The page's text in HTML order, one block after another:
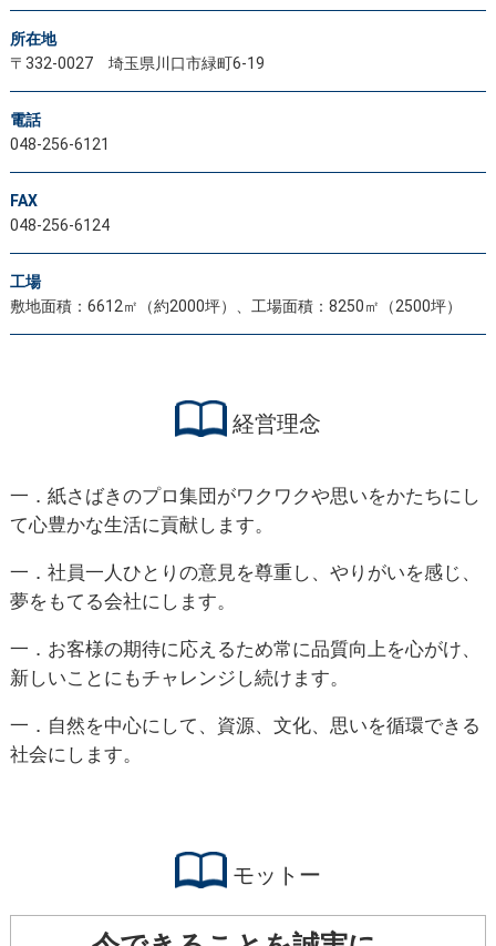
所在地
〒332-0027 埼玉県川口市緑町6-19
電話
048-256-6121
FAX
048-256-6124
工場
敷地面積：6612㎡（約2000坪）、工場面積：8250㎡（2500坪）
経営理念
一．紙さばきのプロ集団がワクワクや思いをかたちにし
て心豊かな生活に貢献します。
一．社員一人ひとりの意見を尊重し、やりがいを感じ、
夢をもてる会社にします。
一．お客様の期待に応えるため常に品質向上を心がけ、
新しいことにもチャレンジし続けます。
一．自然を中心にして、資源、文化、思いを循環できる
社会にします。
モットー